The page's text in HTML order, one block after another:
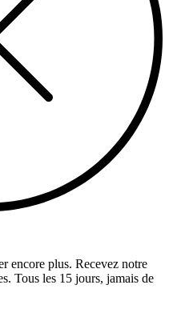
encore plus. Recevez notre
Tous les 15 jours, jamais de